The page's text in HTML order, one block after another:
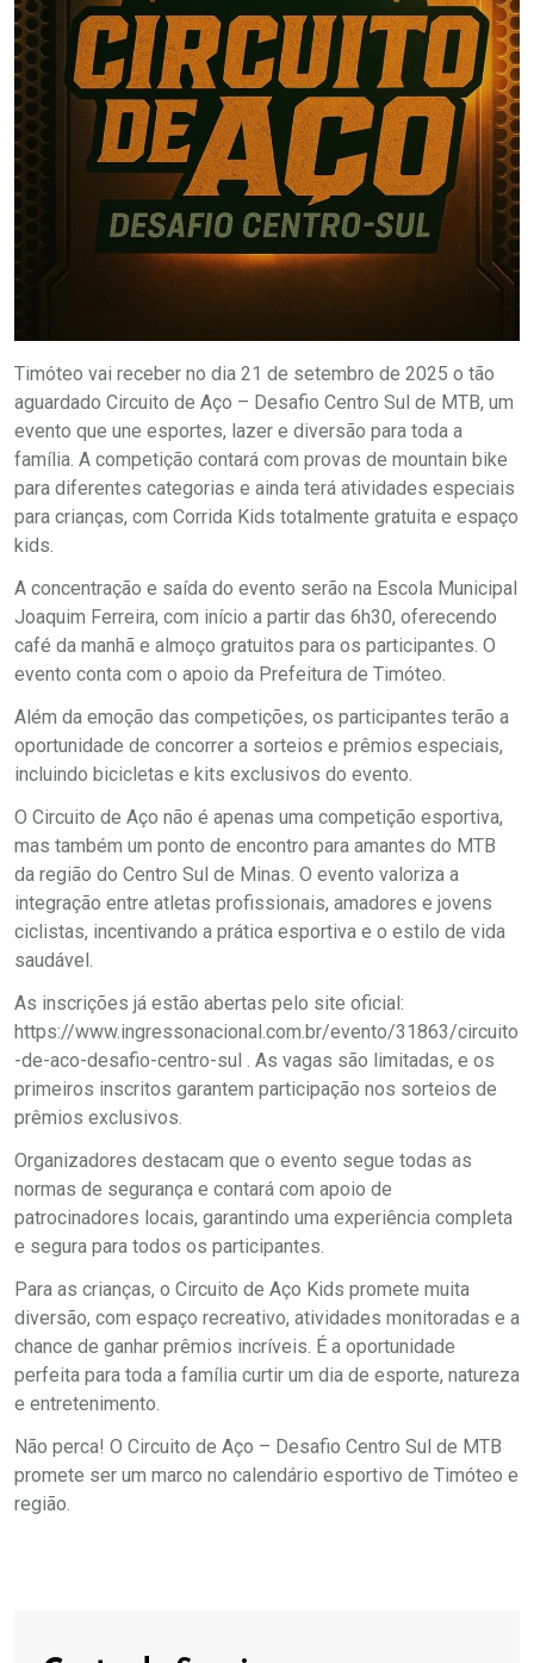
Timóteo vai receber no dia 21 de setembro de 2025 o tão
aguardado Circuito de Aço – Desafio Centro Sul de MTB, um
evento que une esportes, lazer e diversão para toda a
família. A competição contará com provas de mountain bike
para diferentes categorias e ainda terá atividades especiais
para crianças, com Corrida Kids totalmente gratuita e espaço
kids.
A concentração e saída do evento serão na Escola Municipal
Joaquim Ferreira, com início a partir das 6h30, oferecendo
café da manhã e almoço gratuitos para os participantes. O
evento conta com o apoio da Prefeitura de Timóteo.
Além da emoção das competições, os participantes terão a
oportunidade de concorrer a sorteios e prêmios especiais,
incluindo bicicletas e kits exclusivos do evento.
O Circuito de Aço não é apenas uma competição esportiva,
mas também um ponto de encontro para amantes do MTB
da região do Centro Sul de Minas. O evento valoriza a
integração entre atletas profissionais, amadores e jovens
ciclistas, incentivando a prática esportiva e o estilo de vida
saudável.
As inscrições já estão abertas pelo site oficial:
https://www.ingressonacional.com.br/evento/31863/circuito
-de-aco-desafio-centro-sul . As vagas são limitadas, e os
primeiros inscritos garantem participação nos sorteios de
prêmios exclusivos.
Organizadores destacam que o evento segue todas as
normas de segurança e contará com apoio de
patrocinadores locais, garantindo uma experiência completa
e segura para todos os participantes.
Para as crianças, o Circuito de Aço Kids promete muita
diversão, com espaço recreativo, atividades monitoradas e a
chance de ganhar prêmios incríveis. É a oportunidade
perfeita para toda a família curtir um dia de esporte, natureza
e entretenimento.
Não perca! O Circuito de Aço – Desafio Centro Sul de MTB
promete ser um marco no calendário esportivo de Timóteo e
região.